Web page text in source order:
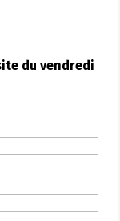
du vendredi